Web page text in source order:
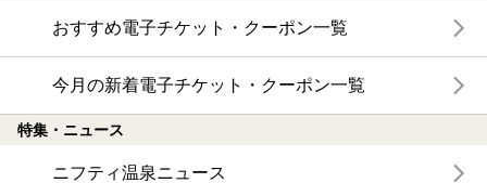
おすすめ電子チケット・クーポン一覧
今月の新着電子チケット・クーポン一覧
特集・ニュース
ニフティ温泉ニュース